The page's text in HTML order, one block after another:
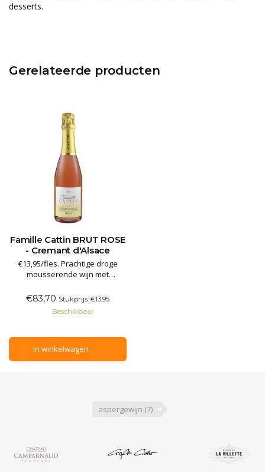
desserts.
Gerelateerde producten
Famille Cattin BRUT ROSE
- Cremant d'Alsace
€13,95/fles. Prachtige droge
mousserende wijn met
van 100% Pinot Noir. Al jaar en
dag de favoriet van vele
horecazaken in Nederland en
evenaren kwaliteit uit de Elzas,
lekkerder dan menig pret
€83,70 Stukprijs: €13,95
Beschikbaar
In winkelwagen
aspergewijn (7)